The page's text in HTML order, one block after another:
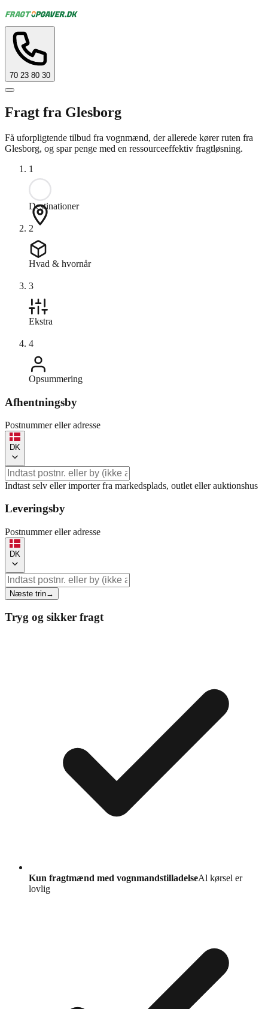
70 23 80 30
Fragt fra Glesborg
Få uforpligtende tilbud fra vognmænd, der allerede kører ruten fra
Glesborg, og spar penge med en ressourceeffektiv fragtløsning.
1
Destinationer
2
Hvad & hvornår
3
Ekstra
4
Opsummering
Afhentningsby
Postnummer eller adresse
DK
Indtast selv eller importer fra markedsplads, outlet eller auktionshus
Leveringsby
Postnummer eller adresse
DK
Næste trin→
Tryg og sikker fragt
Kun fragtmænd med vognmandstilladelseAl kørsel er
lovlig